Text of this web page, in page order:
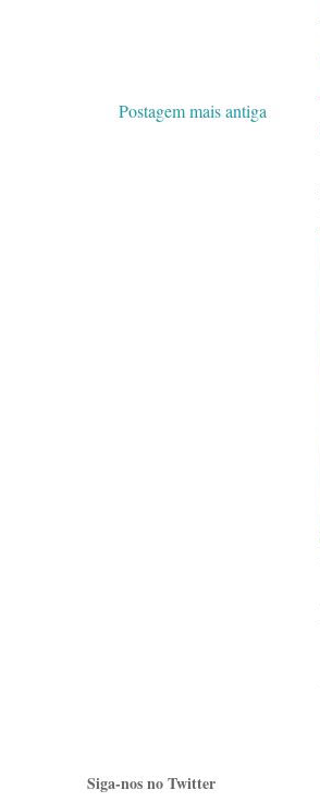
Postagem mais antiga
Siga-nos no Twitter